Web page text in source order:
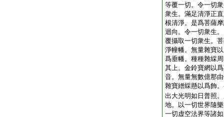
等覆一切。令一切
衆生。滿足清淨正
根清淨。是爲菩薩
迴向。令一切衆生
覆攝取一切衆生。
淨幢幡。無量雜寶
爲垂幡。種種雜綵
其上。金鈴寶網以
音。無量無數億那
雜寶繒綵懸以爲飾
出大光明如日普照
地。以一切世界隨
一切虚空法界等諸